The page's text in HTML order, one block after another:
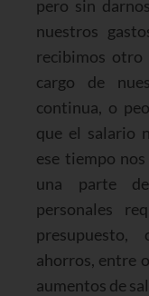
pero sin
nuestros
recibimos otro
cargo de
continua, o
que el salario
ese tiempo
una parte
personales
presupuesto,
ahorros, entre
aumentos de